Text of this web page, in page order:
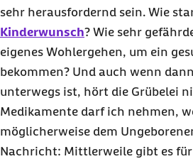
Therapien bei Krebs in der
Was tun bei Migräne in der
Was tun bei Multipler Sklerose
Schwangerschaft?
Was tun bei Rheuma in der
Wie behandelt man
in der Schwangerschaft?
sehr herausfordernd sein. Wie
Kinderwunsch? Wie sehr
eigenes Wohlergehen, um ein
bekommen? Und auch wenn
unterwegs ist, hört die Grübelei
Medikamente darf ich nehmen,
möglicherweise dem
Nachricht: Mittlerweile gibt es